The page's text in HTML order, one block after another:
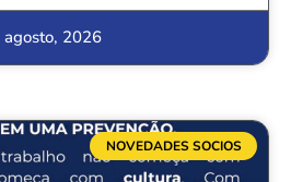
agosto, 2026
NOVEDADES SOCIOS